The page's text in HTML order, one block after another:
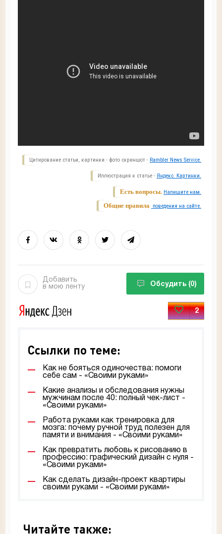
Цитирование статьи, картинки - фото скриншот - Rambler News Service.
Иллюстрация к статье - Яндекс. Картинки.
Есть вопросы. Напишите нам.
Общие правила поведения на сайте.
Добавить
в мою ленту
Обсудить (0)
2
Ссылки по теме:
Как не бояться одиночества: помоги
себе сам - «Своими руками»
Какие анализы и обследования нужны
мужчинам после 40: полный чек-лист -
«Своими руками»
Работа руками как тренировка для
мозга: почему ручной труд полезен для
памяти и внимания - «Своими руками»
Как превратить любовь к рисованию в
профессию: графический дизайн с нуля -
«Своими руками»
Как сделать дизайн-проект квартиры
своими руками - «Своими руками»
Читайте также: